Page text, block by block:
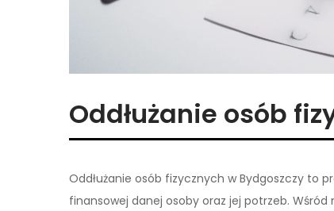
Oddłużanie osób
Oddłużanie osób fizycznych w Bydgoszczy to
finansowej danej osoby oraz jej potrzeb.